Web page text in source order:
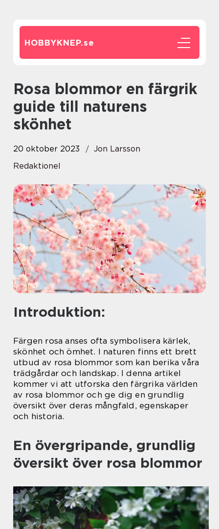
HOBBYKNEP.se
Rosa blommor en färgrik
guide till naturens
skönhet
20 oktober 2023
Jon Larsson
Redaktionel
Introduktion:
Färgen rosa anses ofta symbolisera kärlek,
skönhet och ömhet. I naturen finns ett brett
utbud av rosa blommor som kan berika våra
trädgårdar och landskap. I denna artikel
kommer vi att utforska den färgrika världen
av rosa blommor och ge dig en grundlig
översikt över deras mångfald, egenskaper
och historia.
En övergripande, grundlig
översikt över rosa blommor